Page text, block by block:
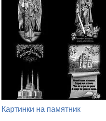
Картинки на памятник